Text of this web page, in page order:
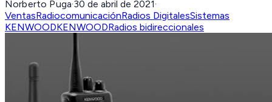
Norberto Puga·30 de abril de 2021·
VentasRadiocomunicaciónRadios DigitalesSistemas
KENWOODKENWOODRadios bidireccionales